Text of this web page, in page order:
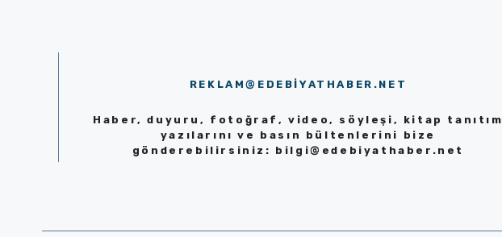
REKLAM@EDEBIYATHABER.NET
Haber, duyuru, fotoğraf, video, söyleşi, kitap tanıtım
yazılarını ve basın bültenlerini bize
gönderebilirsiniz: bilgi@edebiyathaber.net